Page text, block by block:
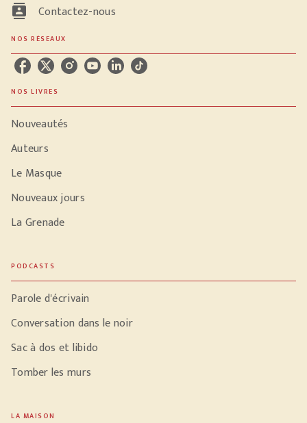
contacts Contactez-nous
NOS RÉSEAUX
NOS LIVRES
Nouveautés
Auteurs
Le Masque
Nouveaux jours
La Grenade
PODCASTS
Parole d'écrivain
Conversation dans le noir
Sac à dos et libido
Tomber les murs
LA MAISON